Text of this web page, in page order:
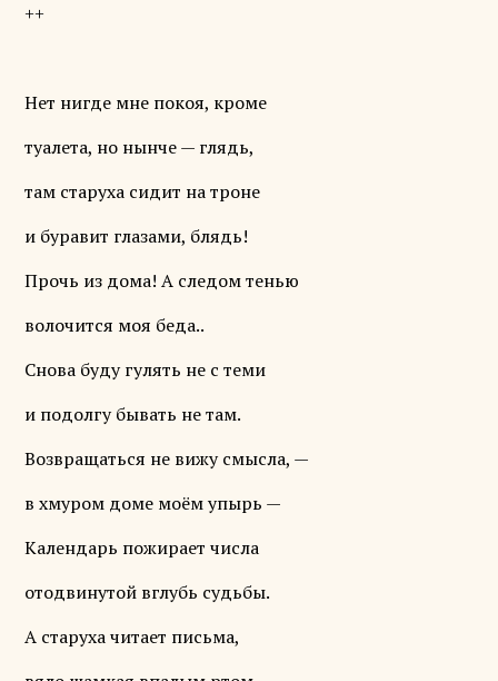
++
Нет нигде мне покоя, кроме
туалета, но нынче — глядь,
там старуха сидит на троне
и буравит глазами, блядь!
Прочь из дома! А следом тенью
волочится моя беда..
Снова буду гулять не с теми
и подолгу бывать не там.
Возвращаться не вижу смысла, —
в хмуром доме моём упырь —
Календарь пожирает числа
отодвинутой вглубь судьбы.
А старуха читает письма,